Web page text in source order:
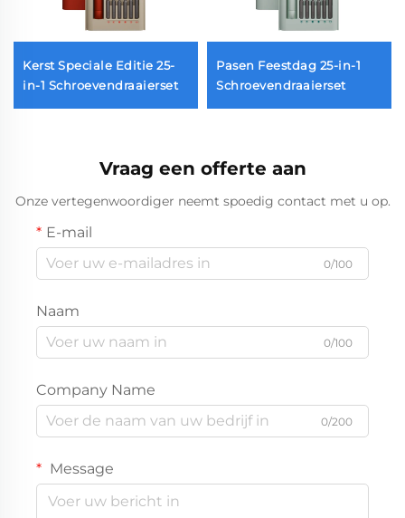
Kerst Speciale Editie 25-
in-1 Schroevendraaierset
Pasen Feestdag 25-in-1
Schroevendraaierset
Vraag een offerte aan
Onze vertegenwoordiger neemt spoedig contact met u op.
E-mail
0/100
Naam
0/100
Company Name
0/200
Message